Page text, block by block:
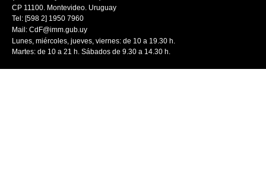
CP 11100. Montevideo. Uruguay
Tel: [598 2] 1950 7960
Mail: CdF@imm.gub.uy
Lunes, miércoles, jueves, viernes: de 10 a 19.30 h.
Martes: de 10 a 21 h. Sábados de 9.30 a 14.30 h.